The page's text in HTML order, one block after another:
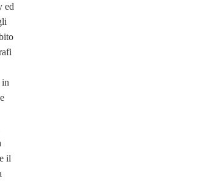
ed
in
il